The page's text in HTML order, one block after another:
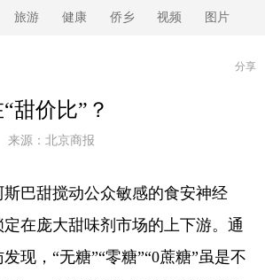
旅游 健康 侨乡 视频 图片
分享
甜价比”？
来源： 北京商报
甜搅动公众敏感的食安神经
在庞大甜味剂市场的上下游。通
现，“无糖”“零糖”“0蔗糖”虽是不